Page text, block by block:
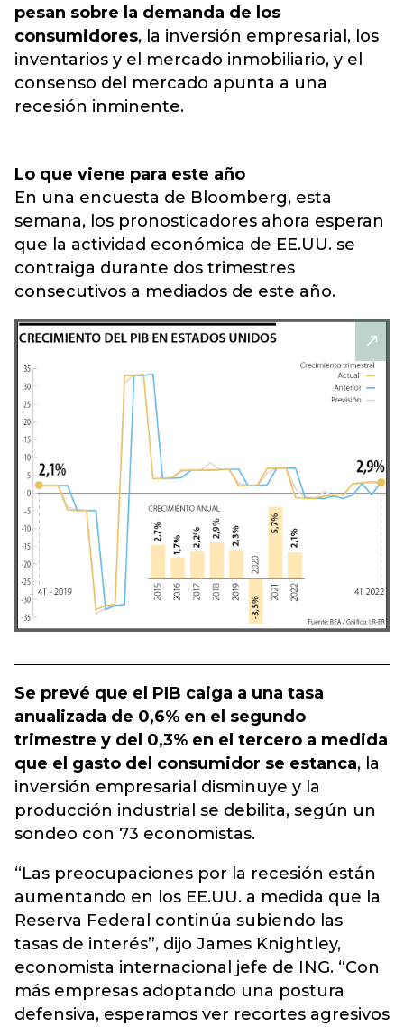
pesan sobre la demanda de los
consumidores, la inversión empresarial, los
inventarios y el mercado inmobiliario, y el
consenso del mercado apunta a una
recesión inminente.
Lo que viene para este año
En una encuesta de Bloomberg, esta
semana, los pronosticadores ahora esperan
que la actividad económica de EE.UU. se
contraiga durante dos trimestres
consecutivos a mediados de este año.
Se prevé que el PIB caiga a una tasa
anualizada de 0,6% en el segundo
trimestre y del 0,3% en el tercero a medida
que el gasto del consumidor se estanca, la
inversión empresarial disminuye y la
producción industrial se debilita, según un
sondeo con 73 economistas.
“Las preocupaciones por la recesión están
aumentando en los EE.UU. a medida que la
Reserva Federal continúa subiendo las
tasas de interés”, dijo James Knightley,
economista internacional jefe de ING. “Con
más empresas adoptando una postura
defensiva, esperamos ver recortes agresivos